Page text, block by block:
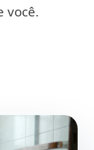
você.